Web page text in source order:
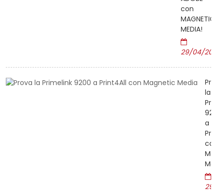
con
MAGNETIC
MEDIA!
29/04/
la
a